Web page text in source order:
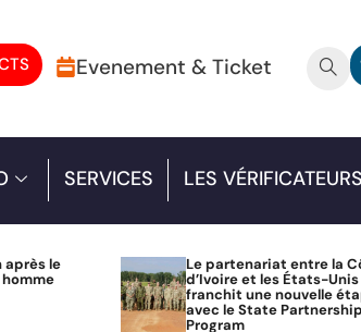
Evenement & Ticket
SERVICES LES VÉRIFICATEURS
après le
Le partenariat entre la
d’Ivoire et les États-Unis
franchit une nouvelle
avec le State Partnership
Program